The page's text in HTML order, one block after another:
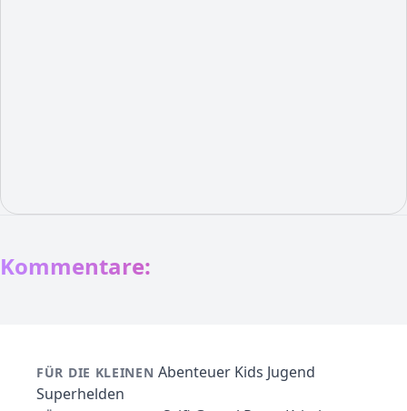
Kommentare:
FÜR DIE KLEINEN Abenteuer Kids Jugend
Superhelden